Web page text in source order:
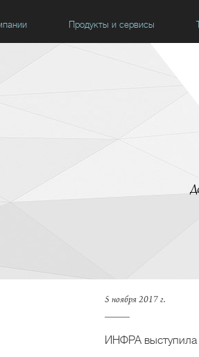
Продукты и сервисы
5 ноября 2017 г.
ИНФРА выступила